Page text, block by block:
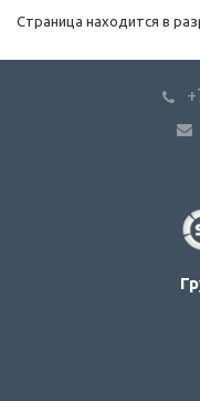
Страница находится в